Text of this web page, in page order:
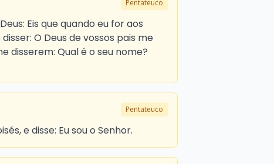
Pentateuco
Eis que quando eu for aos
O Deus de vossos pais me
disserem: Qual é o seu nome?
Pentateuco
e disse: Eu sou o Senhor.